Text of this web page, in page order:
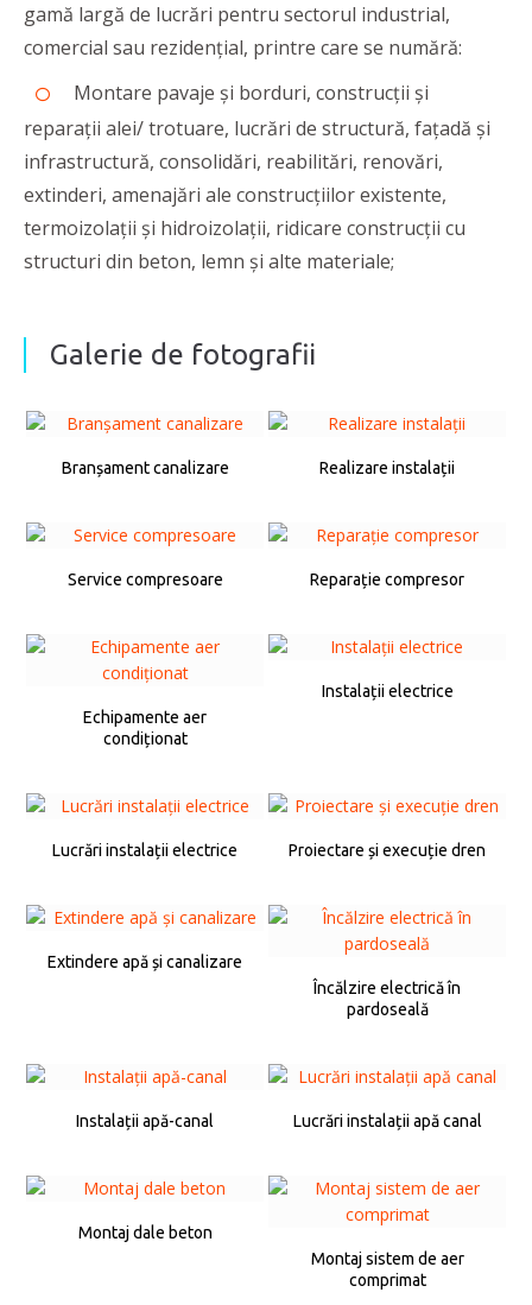
gamă largă de lucrări pentru sectorul industrial,
comercial sau rezidențial, printre care se numără:
Montare pavaje și borduri, construcții și
reparații alei/ trotuare, lucrări de structură, fațadă și
infrastructură, consolidări, reabilitări, renovări,
extinderi, amenajări ale construcțiilor existente,
termoizolații și hidroizolații, ridicare construcții cu
structuri din beton, lemn și alte materiale;
Galerie de fotografii
Branșament canalizare Realizare instalații
Service compresoare Reparație compresor
Echipamente aer
condiționat
Instalații electrice
Lucrări instalații electrice Proiectare și execuție dren
Extindere apă și canalizare
Încălzire electrică în
pardoseală
Instalații apă-canal Lucrări instalații apă canal
Montaj dale beton
Montaj sistem de aer
comprimat